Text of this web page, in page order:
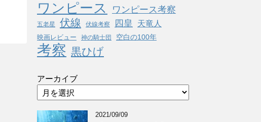
ワンピース ワンピース考察
五老星 伏線 伏線考察 四皇 天竜人
映画レビュー 神の騎士団 空白の100年
考察 黒ひげ
アーカイブ
2021/09/09